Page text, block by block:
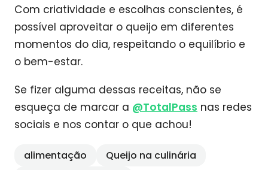
Com criatividade e escolhas conscientes, é
possível aproveitar o queijo em diferentes
momentos do dia, respeitando o equilíbrio e
o bem-estar.
Se fizer alguma dessas receitas, não se
esqueça de marcar a @TotalPass nas redes
sociais e nos contar o que achou!
alimentação
Queijo na culinária